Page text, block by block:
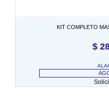
KIT COMPLETO
$